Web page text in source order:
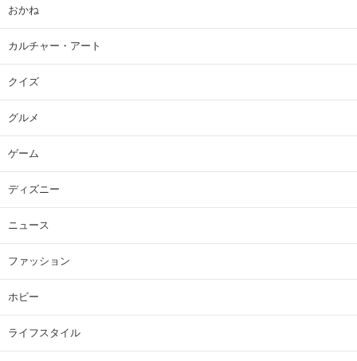
おかね
カルチャー・アート
クイズ
グルメ
ゲーム
ディズニー
ニュース
ファッション
ホビー
ライフスタイル